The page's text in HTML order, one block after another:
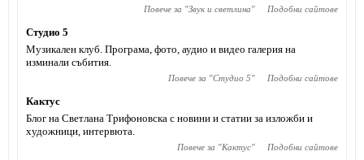
Повече за "Звук и светлина" Подобни сайтове
Студио 5
Музикален клуб. Програма, фото, аудио и видео галерия на
изминали събития.
Повече за "Студио 5" Подобни сайтове
Кактус
Блог на Светлана Трифоновска с новини и статии за изложби и
художници, интервюта.
Повече за "Кактус" Подобни сайтове